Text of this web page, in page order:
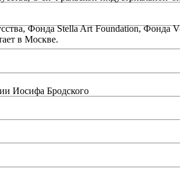
Фонда Stella Art Foundation,
в Москве.
Иосифа Бродского